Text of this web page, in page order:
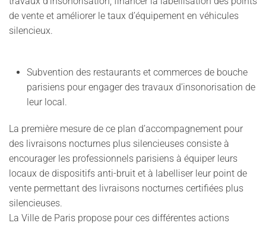
de vente et améliorer le taux d’équipement en véhicules
silencieux.
Subvention des restaurants et commerces de bouche
parisiens pour engager des travaux d’insonorisation de
leur local.
La première mesure de ce plan d’accompagnement pour
des livraisons nocturnes plus silencieuses consiste à
encourager les professionnels parisiens à équiper leurs
locaux de dispositifs anti-bruit et à labelliser leur point de
vente permettant des livraisons nocturnes certifiées plus
silencieuses.
La Ville de Paris propose pour ces différentes actions